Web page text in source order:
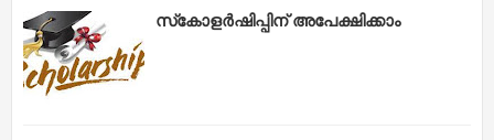
സ്‌കോളർഷിപ്പിന് അപേക്ഷിക്കാം